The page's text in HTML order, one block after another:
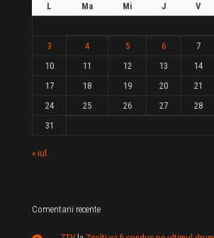
L Ma Mi J V
3
4 5 6 7
10
11 12 13 14
17
18 19 20 21
24
25 26 27 28
31
« iul.
Comentarii recente